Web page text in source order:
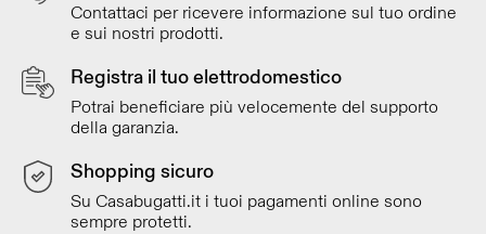
Contattaci per ricevere informazione sul tuo ordine
e sui nostri prodotti.
Registra il tuo elettrodomestico
Potrai beneficiare più velocemente del supporto
della garanzia.
Shopping sicuro
Su Casabugatti.it i tuoi pagamenti online sono
sempre protetti.